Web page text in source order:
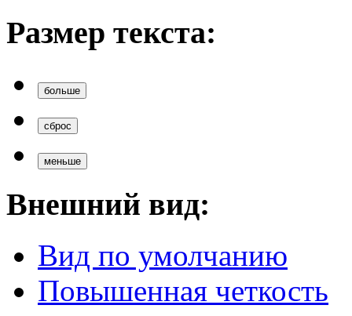
Размер текста:
больше
сброс
меньше
Внешний вид:
Вид по умолчанию
Повышенная четкость